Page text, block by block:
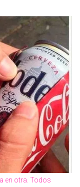
en otra. Todos